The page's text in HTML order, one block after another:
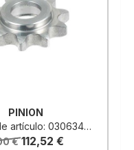
PINION
0306343400D
€ 112,52 €